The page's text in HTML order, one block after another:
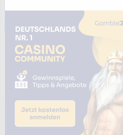
Das dargestellte Bild wurde von einem
übernimmt keinerlei Haftung für den
jedoch bei Verstößen nach